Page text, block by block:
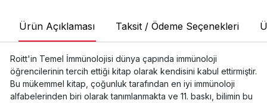
Ürün Açıklaması Taksit / Ödeme Seçenekleri
Roitt'in Temel İmmünolojisi dünya çapında immünoloji
öğrencilerinin tercih ettiği kitap olarak kendisini kabul ettirmiştir.
Bu mükemmel kitap, çoğunluk tarafından en iyi immünoloji
alfabelerinden biri olarak tanımlanmakta ve 11. baskı, bilimin bu